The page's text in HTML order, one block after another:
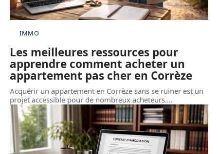
IMMO
Les meilleures ressources pour
apprendre comment acheter un
appartement pas cher en Corrèze
Acquérir un appartement en Corrèze sans se ruiner est un
projet accessible pour de nombreux acheteurs.…